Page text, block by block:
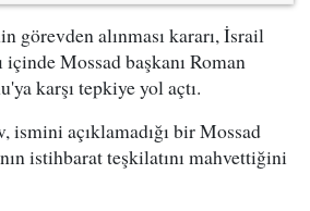
görevden alınması kararı, İsrail
içinde Mossad başkanı Roman
karşı tepkiye yol açtı.
ismini açıklamadığı bir Mossad
istihbarat teşkilatını mahvettiğini